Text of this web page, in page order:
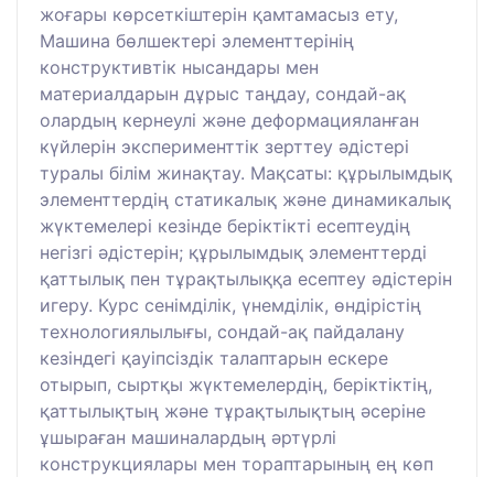
жоғары көрсеткіштерін қамтамасыз ету,
Машина бөлшектері элементтерінің
конструктивтік нысандары мен
материалдарын дұрыс таңдау, сондай-ақ
олардың кернеулі және деформацияланған
күйлерін эксперименттік зерттеу әдістері
туралы білім жинақтау. Мақсаты: құрылымдық
элементтердің статикалық және динамикалық
жүктемелері кезінде беріктікті есептеудің
негізгі әдістерін; құрылымдық элементтерді
қаттылық пен тұрақтылыққа есептеу әдістерін
игеру. Курс сенімділік, үнемділік, өндірістің
технологиялылығы, сондай-ақ пайдалану
кезіндегі қауіпсіздік талаптарын ескере
отырып, сыртқы жүктемелердің, беріктіктің,
қаттылықтың және тұрақтылықтың әсеріне
ұшыраған машиналардың әртүрлі
конструкциялары мен тораптарының ең көп